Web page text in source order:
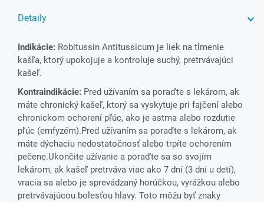
Detaily
Indikácie: Robitussin Antitussicum je liek na tlmenie
kašľa, ktorý upokojuje a kontroluje suchý, pretrvávajúci
kašeľ.
Kontraindikácie: Pred užívaním sa poraďte s lekárom, ak
máte chronický kašeľ, ktorý sa vyskytuje pri fajčení alebo
chronickom ochorení pľúc, ako je astma alebo rozdutie
pľúc (emfyzém).Pred užívaním sa poraďte s lekárom, ak
máte dýchaciu nedostatočnosť alebo trpíte ochorením
pečene.Ukončite užívanie a poraďte sa so svojím
lekárom, ak kašeľ pretrváva viac ako 7 dní (3 dni u detí),
vracia sa alebo je sprevádzaný horúčkou, vyrážkou alebo
pretrvávajúcou bolesťou hlavy. Toto môžu byť znaky